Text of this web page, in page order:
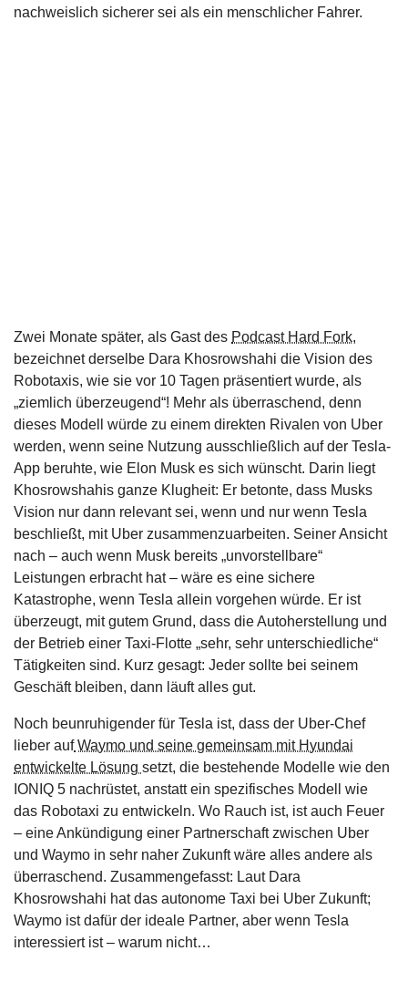
nachweislich sicherer sei als ein menschlicher Fahrer.
Zwei Monate später, als Gast des Podcast Hard Fork,
bezeichnet derselbe Dara Khosrowshahi die Vision des
Robotaxis, wie sie vor 10 Tagen präsentiert wurde, als
„ziemlich überzeugend“! Mehr als überraschend, denn
dieses Modell würde zu einem direkten Rivalen von Uber
werden, wenn seine Nutzung ausschließlich auf der Tesla-
App beruhte, wie Elon Musk es sich wünscht. Darin liegt
Khosrowshahis ganze Klugheit: Er betonte, dass Musks
Vision nur dann relevant sei, wenn und nur wenn Tesla
beschließt, mit Uber zusammenzuarbeiten. Seiner Ansicht
nach – auch wenn Musk bereits „unvorstellbare“
Leistungen erbracht hat – wäre es eine sichere
Katastrophe, wenn Tesla allein vorgehen würde. Er ist
überzeugt, mit gutem Grund, dass die Autoherstellung und
der Betrieb einer Taxi-Flotte „sehr, sehr unterschiedliche“
Tätigkeiten sind. Kurz gesagt: Jeder sollte bei seinem
Geschäft bleiben, dann läuft alles gut.
Noch beunruhigender für Tesla ist, dass der Uber-Chef
lieber aufWaymo und seine gemeinsam mit Hyundai
entwickelte Lösung setzt, die bestehende Modelle wie den
IONIQ 5 nachrüstet, anstatt ein spezifisches Modell wie
das Robotaxi zu entwickeln. Wo Rauch ist, ist auch Feuer
– eine Ankündigung einer Partnerschaft zwischen Uber
und Waymo in sehr naher Zukunft wäre alles andere als
überraschend. Zusammengefasst: Laut Dara
Khosrowshahi hat das autonome Taxi bei Uber Zukunft;
Waymo ist dafür der ideale Partner, aber wenn Tesla
interessiert ist – warum nicht…